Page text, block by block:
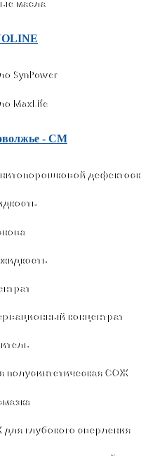
масла
SynPower
MaxLife
- СМ
концентрат
полусинтетическая СОЖ
глубокого сверления